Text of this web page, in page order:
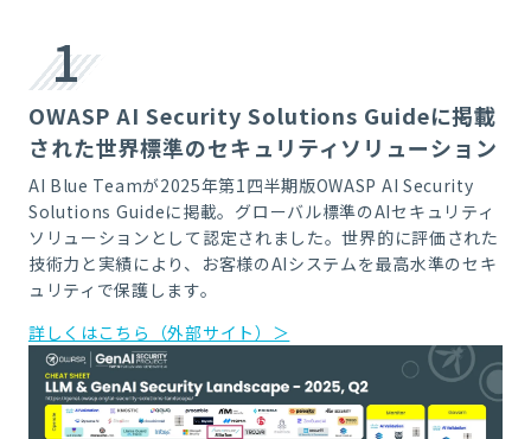
1
OWASP AI Security Solutions Guideに掲載
された世界標準のセキュリティソリューション
AI Blue Teamが2025年第1四半期版OWASP AI Security
Solutions Guideに掲載。グローバル標準のAIセキュリティ
ソリューションとして認定されました。世界的に評価された
技術力と実績により、お客様のAIシステムを最高水準のセキ
ュリティで保護します。
詳しくはこちら（外部サイト）＞